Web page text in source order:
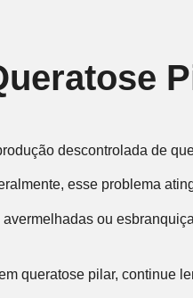
descontrolada de
esse problema
ou
queratose pilar, continue